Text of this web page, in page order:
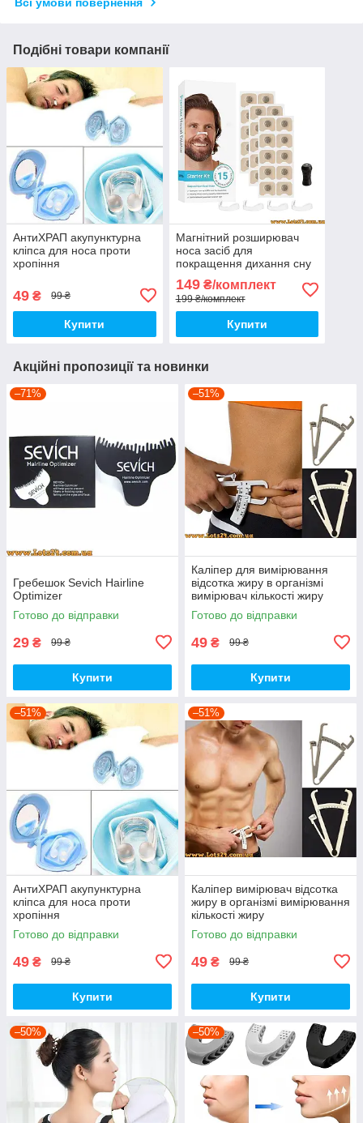
Подібні товари компанії
АнтиХРАП акупунктурна
кліпса для носа проти
хропіння
49 ₴ 99 ₴
Купити
Магнітний розширювач
носа засіб для
покращення дихання сну
зменшення алергії
вентиляції повітря кліпса
для носа
149₴/комплект
199 ₴/комплект
Купити
Акційні пропозиції та новинки
–71%
Гребешок Sevich Hairline
Optimizer
Готово до відправки
29 ₴ 99 ₴
Купити
–51%
Каліпер для вимірювання
відсотка жиру в організмі
вимірювач кількості жиру
пузомір
Готово до відправки
49 ₴ 99 ₴
Купити
–51%
АнтиХРАП акупунктурна
кліпса для носа проти
хропіння
Готово до відправки
49 ₴ 99 ₴
Купити
–51%
Каліпер вимірювач відсотка
жиру в організмі вимірювання
кількості жиру
Готово до відправки
49 ₴ 99 ₴
Купити
–50% –50%